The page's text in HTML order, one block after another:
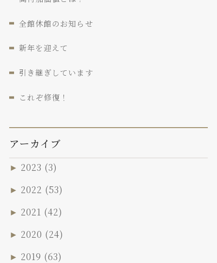
全館休館のお知らせ
新年を迎えて
引き継ぎしています
これぞ修復！
アーカイブ
► 2023 (3)
► 2022 (53)
► 2021 (42)
► 2020 (24)
► 2019 (63)